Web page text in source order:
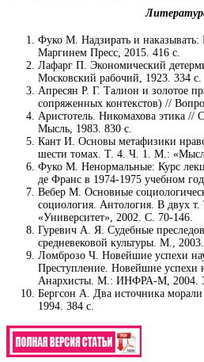
Фуко М. Надзирать и
Маргинем Пресс, 2015. 416 с.
Лафарг П. Экономический
Московский рабочий, 1923. 334 с.
Апресян Р. Г. Талион и золотое
сопряженных контекстов) //
Аристотель. Никомахова этика
Мысль, 1983. 830 с.
Кант И. Основы метафизики
шести томах. Т. 4. Ч. 1. М.:
Фуко М. Ненормальные: Курс
де Франс в 1974-1975 учебном
Вебер М. Основные
социология. Антология. В двух
«Университет», 2002. С. 70-146.
Гуревич А. Я. Судебные
средневековой культуры. М.,
Ломброзо Ч. Новейшие успехи
Преступление. Новейшие успехи
Анархисты. М.: ИНФРА-М, 2004.
Бергсон А. Два источника
1994. 384 с.